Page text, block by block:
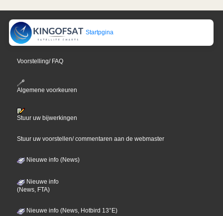
Startpgina
Voorstelling/ FAQ
Algemene voorkeuren
Stuur uw bijwerkingen
Stuur uw voorstellen/ commentaren aan de webmaster
Nieuwe info (News)
Nieuwe info
(News, FTA)
Nieuwe info (News, Hotbird 13°E)